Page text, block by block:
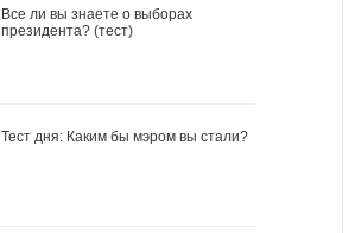
Все ли вы знаете о выборах
президента? (тест)
Тест дня: Каким бы мэром вы стали?